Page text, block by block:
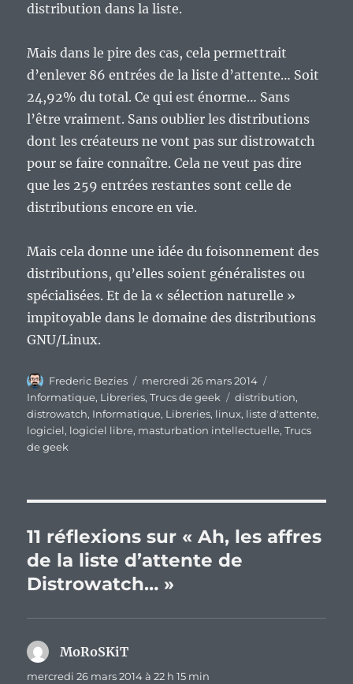
distribution dans la liste.
Mais dans le pire des cas, cela permettrait
d’enlever 86 entrées de la liste d’attente… Soit
24,92% du total. Ce qui est énorme… Sans
l’être vraiment. Sans oublier les distributions
dont les créateurs ne vont pas sur distrowatch
pour se faire connaître. Cela ne veut pas dire
que les 259 entrées restantes sont celle de
distributions encore en vie.
Mais cela donne une idée du foisonnement des
distributions, qu’elles soient généralistes ou
spécialisées. Et de la « sélection naturelle »
impitoyable dans le domaine des distributions
GNU/Linux.
Auteur
Frederic Bezies
Publié
le
mercredi 26 mars 2014
Informatique, Libreries,Trucs de geek Étiquettes
distribution,
distrowatch, Informatique, Libreries, linux, liste d'attente,
logiciel, logiciel libre, masturbation intellectuelle,Trucs
de geek
11 réflexions sur « Ah, les affres
de la liste d’attente de
Distrowatch… »
MoRoSKiT
mercredi 26 mars 2014 à 22 h 15 min